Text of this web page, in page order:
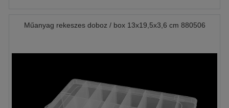
Műanyag rekeszes doboz / box 13x19,5x3,6 cm 880506